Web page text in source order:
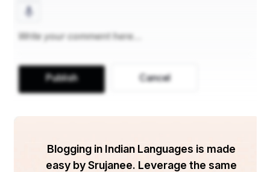
ମହାପ୍ରସାଦ।ସବୁ ଅବତାର ପଛରେ ବିଭିନ୍ନ କିମ୍ବଦନ୍ତୀ
ରହିଛି। ଭକ୍ତ ର ନିବେଦନ ରଖି ଭଗବାନ ଅବତାର
ନେଇଥାନ୍ତି। ତେବେ କଣ ରହସ୍ୟ ରହିଛି ଭଗବାନ ଜଗନ୍ନାଥ
Publish Cancel
Blogging in Indian Languages is made
easy by Srujanee. Leverage the same